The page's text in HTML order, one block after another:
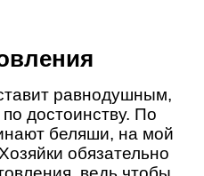
равнодушным,
достоинству. По
беляши, на мой
обязательно